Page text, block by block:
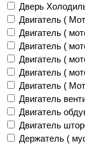
Дверь
Двигатель (
Двигатель (
Двигатель (
Двигатель (
Двигатель (
Двигатель (
Двигатель
Двигатель
Двигатель
Держатель (